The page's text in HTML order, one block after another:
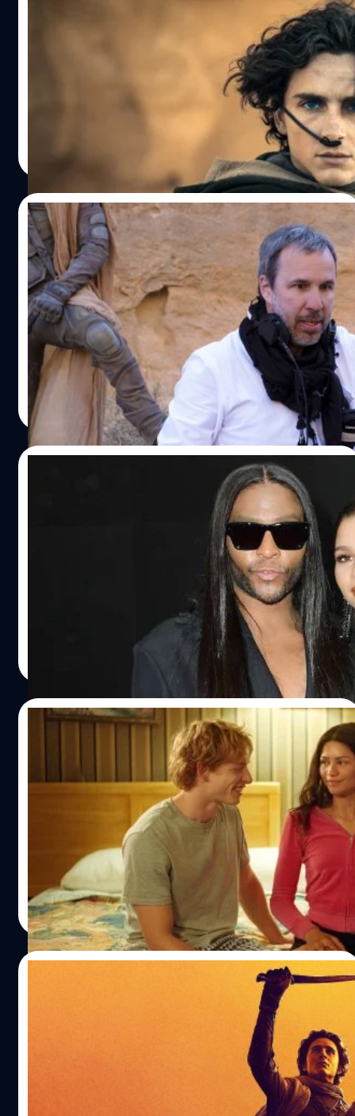
Warner Bros. ประกาศฉายหนังใหม่ของ
Denis Villeneuve ในปี 2026: อาจเป็น ‘Dune
3’ ที่เป็นบทสุดท้ายของมหากาพย์ไซไฟนี้
Warner Bros. ได้ประกาศฉายภาพยนตร์ที่ยังไม่มีชื่ออย่างเป็น
ทางการของผู้กำกับ เดอนีส วีลเนิฟว์ ในวันที่ 18 ธันวาคม 2026
Read More
04/06/2024
Denis Villeneuve ไม่อยากให้มีแค่ ‘Dune:
Part Two’ ที่ประสบความสำเร็จด้านรายได้ทั่ว
โลก
เดอนีส วีลเนิฟว์ กล่าวว่ารู้สึกผิดหวังที่ 'Dune: Part Two' ยังคง
อยู่ในอันดับที่ 1 ของภาพยตร์ทำรายได้สูงสุดทั่วโลกในปี 2024
นี้
ปรีดี ฤกษ์วลีกุล | 794 days ago
Read More
สไตลิสต์ส่วนตัว Zendaya เผย 5 แบรนด์ดังที่
ปฏิเสธไม่ยอมให้ Zendaya ใส่ชุดเดินพรมแดง
สไตลิสต์ส่วนตัว เซนเดยา (Zendaya) เผย 5 แบรนด์แฟชันดัง
ที่ปฏิเสธไม่ยอมให้ Zendaya ใส่ชุดเดินบนพรมแดงตอนเข้า
| 809 days ago
29/04/2024
‘Challengers’ หนังรักสามเส้าของ Zendaya
เปิดตัว 15 ล้านเหรียญ: สูงสุดของผู้กำกับ Luca
Guadagnino
'Challengers' ผลงานนำแสดงของ เซ็นเดยา (Zendaya) และ
ผู้กำกับ ลูกา กวาดาญีโน เปิดตัวอันดับที่ 1 รายได้ 15 ล้าน
ปรีดี ฤกษ์วลีกุล| 831 days ago
Read More
สุดยอดแห่งปี! ‘Dune: Part Two’ กวาดรายได้
ทั่วโลกผ่านหลัก 700 ล้านเหรียญ
'Dune: Part Two' ทำรายได้ทั่วโลกผ่านหลัก 700 ล้านเหรียญ
จากทุนสร้าง 190 ล้านเหรียญ ในการฉายสุดสัปดาห์ที่ 9